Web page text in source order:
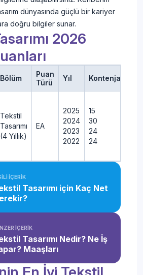
dünyasında güçlü bir kariyer
doğru bilgiler sunar.
2026
Bölüm
Puan
Türü
Yıl Kontenjan
Tekstil
Tasarımı
(4 Yıllık)
EA
2025
2024
2023
2022
15
30
24
24
İÇERİK
Tasarımı için Kaç Net
İÇERİK
Tasarımı Nedir? Ne İş
Maaşları